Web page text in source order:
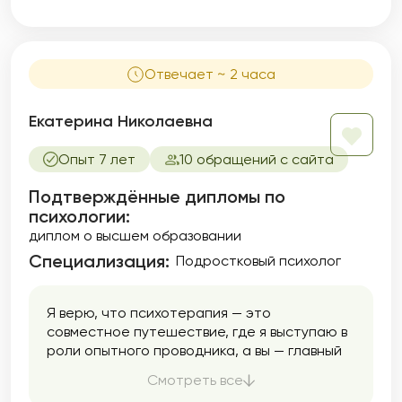
Отвечает ~ 2 часа
Екатерина Николаевна
Опыт 7 лет 10 обращений с сайта
Подтверждённые дипломы по
психологии:
диплом о высшем образовании
Специализация: Подростковый психолог
Я верю, что психотерапия — это
совместное путешествие, где я выступаю в
роли опытного проводника, а вы — главный
работы лежит синтез четырех мощных
Смотреть все